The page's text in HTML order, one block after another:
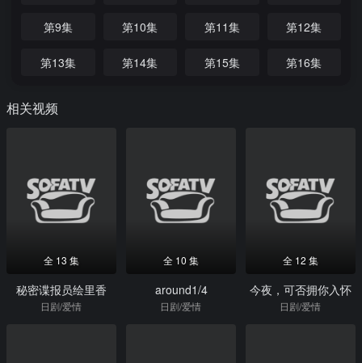
第9集 第10集 第11集 第12集
第13集 第14集 第15集 第16集
相关视频
全 13 集
秘密谍报员绘里香
日剧/爱情
全 10 集
around1/4
日剧/爱情
全 12 集
今夜，可否拥你入怀
日剧/爱情